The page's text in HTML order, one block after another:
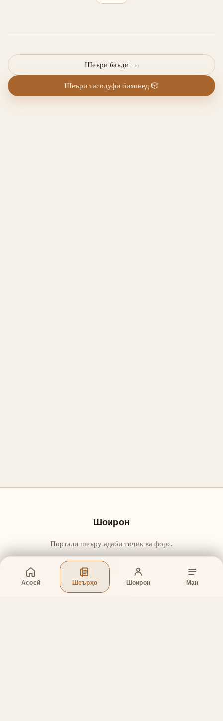
Асосӣ Шеърҳо Шоирон Ман
Шеъри баъдӣ →
Шеъри тасодуфӣ бихонед 🎲
Шоирон
Портали шеъру адаби тоҷик ва форс.